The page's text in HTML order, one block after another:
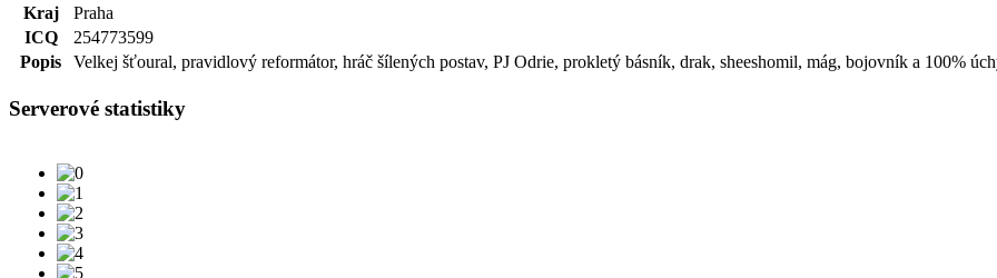
Kraj
Praha
ICQ
254773599
Popis
Velkej šťoural, pravidlový reformátor, hráč šílených postav, PJ Odrie, prokletý básník, drak, sheeshomil, mág, bojovník a 100%
Serverové statistiky